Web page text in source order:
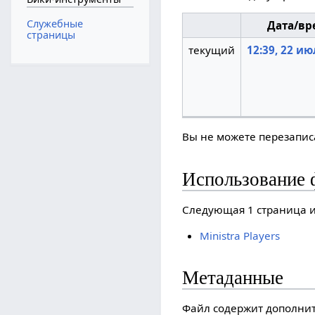
Дата/
текущий
12:39, 22
Вы не можете
Использование
Следующая 1 страница
Ministra Players
Метаданные
Файл содержит
Служебные
страницы